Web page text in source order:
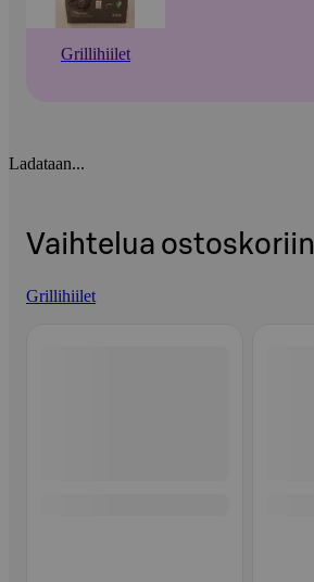
Grillihiilet
Ladataan...
Vaihtelua ostoskoriin
Grillihiilet